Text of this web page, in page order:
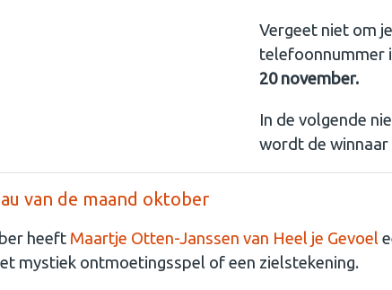
Vergeet niet om
telefoonnummer
20 november.
In de volgende
wordt de
van de maand oktober
heeft Maartje Otten-Janssen van Heel je Gevoel
mystiek ontmoetingsspel of een zielstekening.